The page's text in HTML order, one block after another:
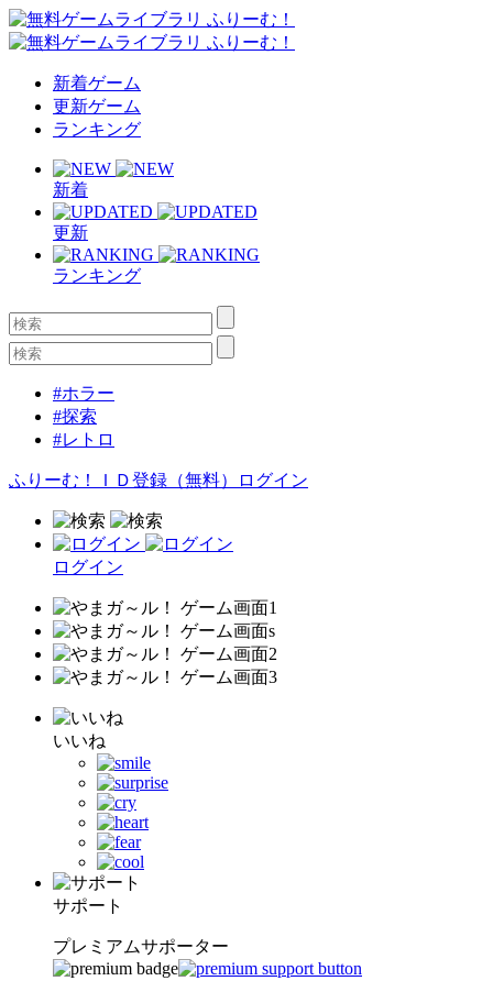
新着ゲーム
更新ゲーム
ランキング
新着
更新
ランキング
#ホラー
#探索
#レトロ
ふりーむ！ＩＤ登録（無料） ログイン
ログイン
いいね
サポート
プレミアムサポーター